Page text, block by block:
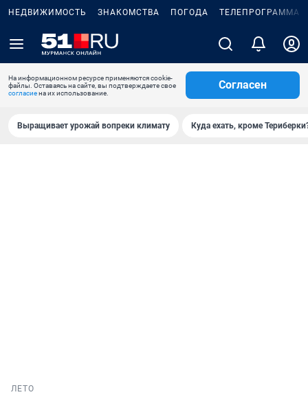
НЕДВИЖИМОСТЬ ЗНАКОМСТВА ПОГОДА ТЕЛЕПРОГРАММА
На информационном ресурсе применяются cookie-
файлы. Оставаясь на сайте, вы подтверждаете свое
согласиена их использование.
Согласен
Выращивает урожай вопреки климату Куда ехать, кроме
ЛЕТО